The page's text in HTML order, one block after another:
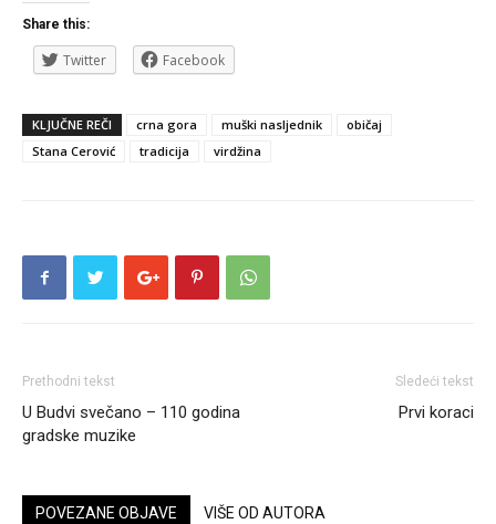
Share this:
Twitter Facebook
KLJUČNE REČI crna gora muški nasljednik
običaj
Stana Cerović
tradicija virdžina
Prethodni tekst
U Budvi svečano – 110 godina
gradske muzike
Sledeći tekst
Prvi koraci
POVEZANE OBJAVE VIŠE OD AUTORA